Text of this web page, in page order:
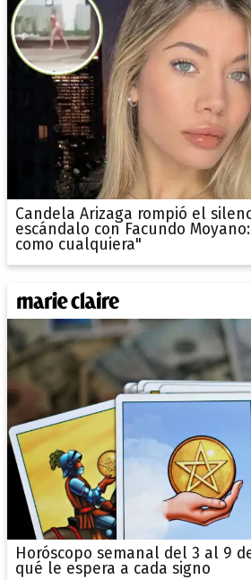
Candela Arizaga rompió el
escándalo con Facundo
como cualquiera"
Horóscopo semanal del 3 al 9
qué le espera a cada signo